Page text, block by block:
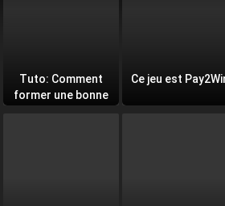
Tuto: Comment
former une bonne
Ce jeu est